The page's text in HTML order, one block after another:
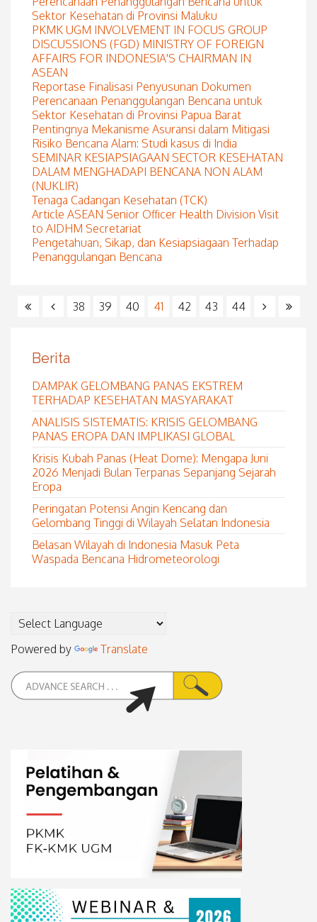
Sektor Kesehatan di Provinsi Maluku
PKMK UGM INVOLVEMENT IN FOCUS GROUP
DISCUSSIONS (FGD) MINISTRY OF FOREIGN
AFFAIRS FOR INDONESIA'S CHAIRMAN IN
ASEAN
Reportase Finalisasi Penyusunan Dokumen
Perencanaan Penanggulangan Bencana untuk
Sektor Kesehatan di Provinsi Papua Barat
Pentingnya Mekanisme Asuransi dalam Mitigasi
Risiko Bencana Alam: Studi kasus di India
SEMINAR KESIAPSIAGAAN SECTOR KESEHATAN
DALAM MENGHADAPI BENCANA NON ALAM
(NUKLIR)
Tenaga Cadangan Kesehatan (TCK)
Article ASEAN Senior Officer Health Division Visit
to AIDHM Secretariat
Pengetahuan, Sikap, dan Kesiapsiagaan Terhadap
Penanggulangan Bencana
38 39 40 41 42 43 44
Berita
DAMPAK GELOMBANG PANAS EKSTREM
TERHADAP KESEHATAN MASYARAKAT
ANALISIS SISTEMATIS: KRISIS GELOMBANG
PANAS EROPA DAN IMPLIKASI GLOBAL
Krisis Kubah Panas (Heat Dome): Mengapa Juni
2026 Menjadi Bulan Terpanas Sepanjang Sejarah
Eropa
Peringatan Potensi Angin Kencang dan
Gelombang Tinggi di Wilayah Selatan Indonesia
Belasan Wilayah di Indonesia Masuk Peta
Waspada Bencana Hidrometeorologi
Powered by Translate